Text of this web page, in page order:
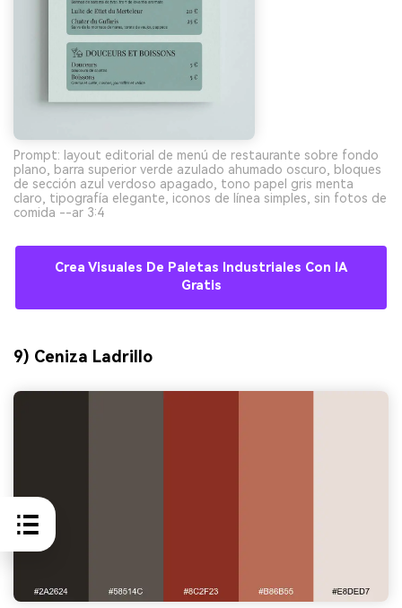
Prompt: layout editorial de menú de restaurante sobre fondo
plano, barra superior verde azulado ahumado oscuro, bloques
de sección azul verdoso apagado, tono papel gris menta
claro, tipografía elegante, iconos de línea simples, sin fotos de
comida --ar 3:4
Crea Visuales De Paletas Industriales Con IA
Gratis
9) Ceniza Ladrillo